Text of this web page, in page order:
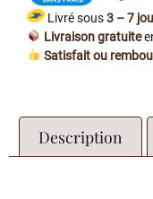
Livré sous3 – 7
Livraison gratuite
Satisfait ou
Description